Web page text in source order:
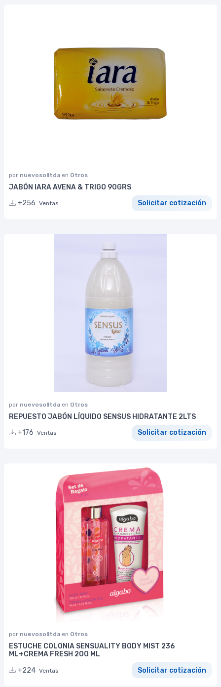
por nuevosolltda en Otros
JABÓN IARA AVENA & TRIGO 90GRS
+256 Ventas Solicitar cotización
por nuevosolltda en Otros
REPUESTO JABÓN LÍQUIDO SENSUS HIDRATANTE 2LTS
+176 Ventas Solicitar cotización
por nuevosolltda en Otros
ESTUCHE COLONIA SENSUALITY BODY MIST 236
ML+CREMA FRESH 200 ML
+224 Ventas Solicitar cotización